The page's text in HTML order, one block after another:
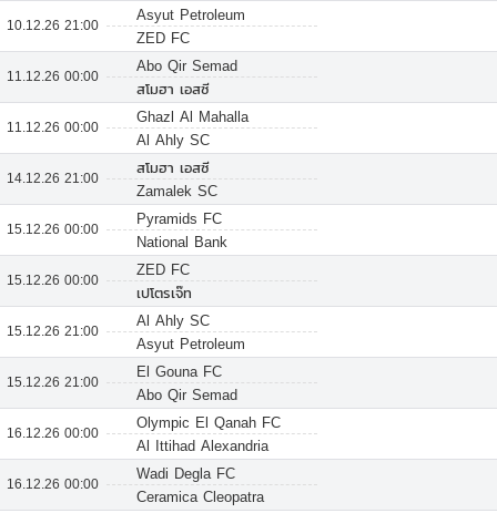
10.12.26 21:00
Asyut Petroleum
ZED FC
11.12.26 00:00
Abo Qir Semad
สโมฮา เอสซี
11.12.26 00:00
Ghazl Al Mahalla
Al Ahly SC
14.12.26 21:00
สโมฮา เอสซี
Zamalek SC
15.12.26 00:00
Pyramids FC
National Bank
15.12.26 00:00
ZED FC
เปโตรเจ๊ท
15.12.26 21:00
Al Ahly SC
Asyut Petroleum
15.12.26 21:00
El Gouna FC
Abo Qir Semad
16.12.26 00:00
Olympic El Qanah FC
Al Ittihad Alexandria
16.12.26 00:00
Wadi Degla FC
Ceramica Cleopatra